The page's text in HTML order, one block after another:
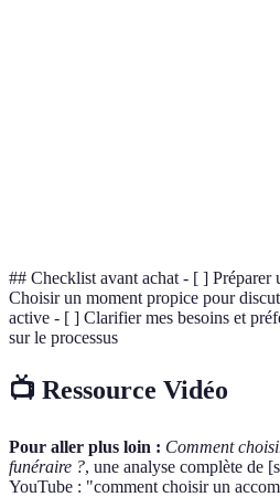
## Checklist avant achat - [ ] Préparer
Choisir un moment propice pour
active - [ ] Clarifier mes besoins et
sur le processus
📺 Ressource Vidéo
Pour aller plus loin : Comment
funéraire ?, une analyse complète de
YouTube : "comment choisir un